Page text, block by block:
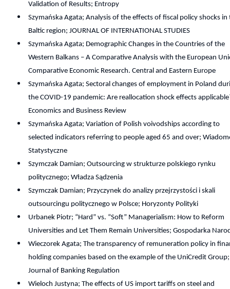
Validation of Results; Entropy
Szymańska Agata; Analysis of the effects of fiscal policy shocks in
Baltic region; JOURNAL OF INTERNATIONAL STUDIES
Szymańska Agata; Demographic Changes in the Countries of the
Western Balkans – A Comparative Analysis with the European
Comparative Economic Research. Central and Eastern Europe
Szymańska Agata; Sectoral changes of employment in Poland
the COVID-19 pandemic: Are reallocation shock effects
Economics and Business Review
Szymańska Agata; Variation of Polish voivodships according to
selected indicators referring to people aged 65 and over;
Statystyczne
Szymczak Damian; Outsourcing w strukturze polskiego rynku
politycznego; Władza Sądzenia
Szymczak Damian; Przyczynek do analizy przejrzystości i skali
outsourcingu politycznego w Polsce; Horyzonty Polityki
Urbanek Piotr; “Hard” vs. “Soft” Managerialism: How to Reform
Universities and Let Them Remain Universities; Gospodarka
Wieczorek Agata; The transparency of remuneration policy in
holding companies based on the example of the UniCredit Group;
Journal of Banking Regulation
Wieloch Justyna; The effects of US import tariffs on steel and